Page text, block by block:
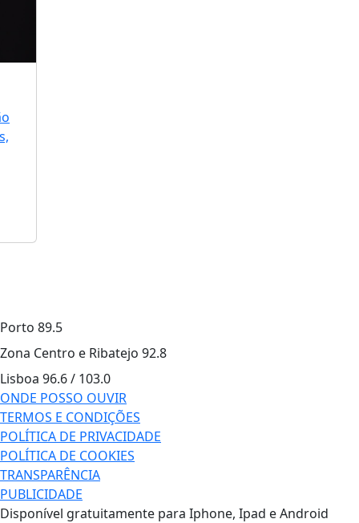
Porto 89.5
Zona Centro e Ribatejo 92.8
Lisboa 96.6 / 103.0
ONDE POSSO OUVIR
TERMOS E CONDIÇÕES
POLÍTICA DE PRIVACIDADE
POLÍTICA DE COOKIES
TRANSPARÊNCIA
PUBLICIDADE
Disponível gratuitamente para Iphone, Ipad e Android